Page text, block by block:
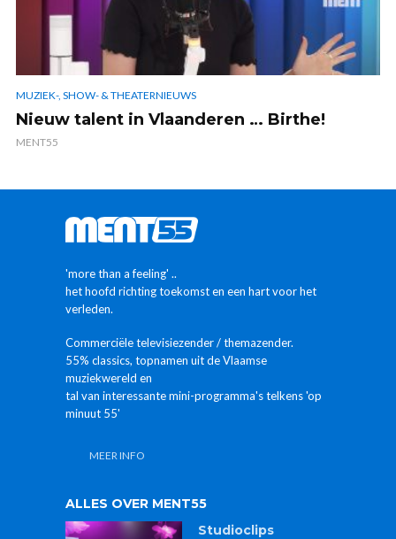
MUZIEK-, SHOW- & THEATERNIEUWS
Nieuw talent in Vlaanderen … Birthe!
MENT55
'more than a feeling' ..
het hoofd richting toekomst en een hart voor het
verleden.
Commerciële televisiezender / themazender.
55% classics, topnamen uit de Vlaamse
muziekwereld en
tal van interessante mini-programma's telkens 'op
minuut 55'
MEER INFO
ALLES OVER MENT55
Studioclips